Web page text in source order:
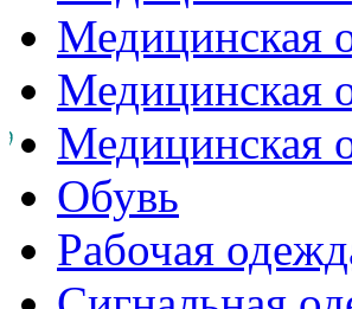
Медицинская
Медицинская
Медицинская
Обувь
Рабочая